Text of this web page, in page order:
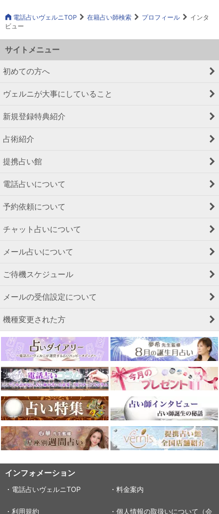
電話占いヴェルニTOP 在籍占い師検索 プロフィール
インタ
ビュー
サイトメニュー
初めての方へ
ヴェルニが大事にしていること
新規登録特典紹介
占術紹介
提携占い館
電話占いについて
予約依頼について
チャット占いについて
メール占いについて
ご待機スケジュール
メールの受信設定について
機種変更された方
インフォメーション
・電話占いヴェルニTOP ・料金案内
・利用規約 ・個人情報の取扱いについて（会